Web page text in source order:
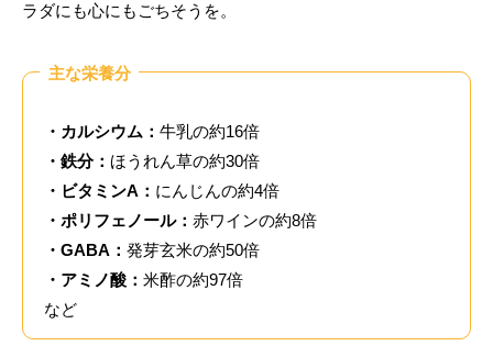
ラダにも心にもごちそうを。
主な栄養分
・カルシウム： 牛乳の約16倍
・鉄分： ほうれん草の約30倍
・ビタミンA： にんじんの約4倍
・ポリフェノール： 赤ワインの約8倍
・GABA： 発芽玄米の約50倍
・アミノ酸： 米酢の約97倍
など